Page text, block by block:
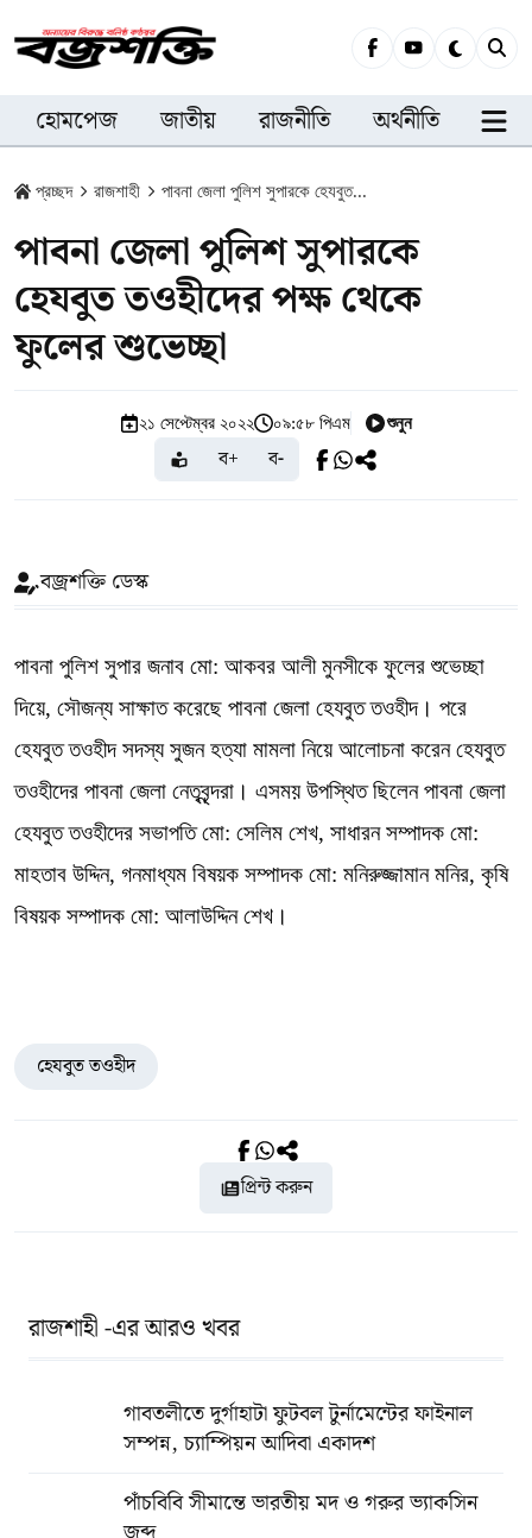
হোমপেজ জাতীয় রাজনীতি অর্থনীতি
প্রচ্ছদ রাজশাহী পাবনা জেলা পুলিশ সুপারকে হেযবুত...
পাবনা জেলা পুলিশ সুপারকে
হেযবুত তওহীদের পক্ষ থেকে
ফুলের শুভেচ্ছা
২১ সেপ্টেম্বর ২০২২ ০৯:৫৮ পিএম শুনুন
ব+ ব-
বজ্রশক্তি ডেস্ক
পাবনা পুলিশ সুপার জনাব মো: আকবর আলী মুনসীকে ফুলের শুভেচ্ছা
দিয়ে, সৌজন্য সাক্ষাত করেছে পাবনা জেলা হেযবুত তওহীদ। পরে
হেযবুত তওহীদ সদস্য সুজন হত্যা মামলা নিয়ে আলোচনা করেন হেযবুত
তওহীদের পাবনা জেলা নেতৃবৃন্দরা। এসময় উপস্থিত ছিলেন পাবনা জেলা
হেযবুত তওহীদের সভাপতি মো: সেলিম শেখ, সাধারন সম্পাদক মো:
মাহতাব উদ্দিন, গনমাধ্যম বিষয়ক সম্পাদক মো: মনিরুজ্জামান মনির, কৃষি
বিষয়ক সম্পাদক মো: আলাউদ্দিন শেখ।
হেযবুত তওহীদ
প্রিন্ট করুন
রাজশাহী -এর আরও খবর
গাবতলীতে দুর্গাহাটা ফুটবল টুর্নামেন্টের ফাইনাল
সম্পন্ন, চ্যাম্পিয়ন আদিবা একাদশ
পাঁচবিবি সীমান্তে ভারতীয় মদ ও গরুর ভ্যাকসিন